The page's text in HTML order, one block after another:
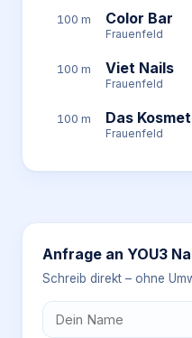
100 m Color Bar
Frauenfeld
100 m Viet Nails
Frauenfeld
100 m Das
Frauenfeld
Anfrage an YOU3
Schreib direkt – ohne